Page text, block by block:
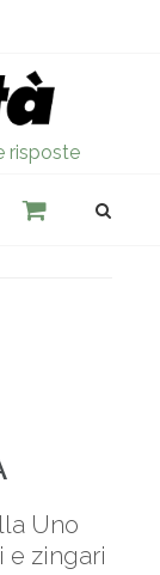
risposte
Uno
e zingari